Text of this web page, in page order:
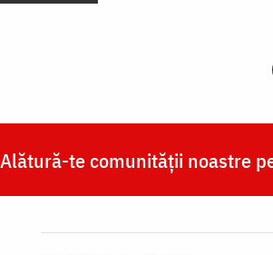
Alătură-te comunității noastre